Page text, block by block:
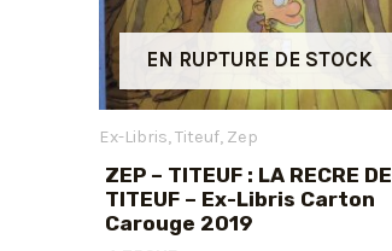
EN RUPTURE DE STOCK
Ex-Libris Titeuf Zep
ZEP – TITEUF : LA RECRE DE
TITEUF – Ex-Libris Carton
Carouge 2019